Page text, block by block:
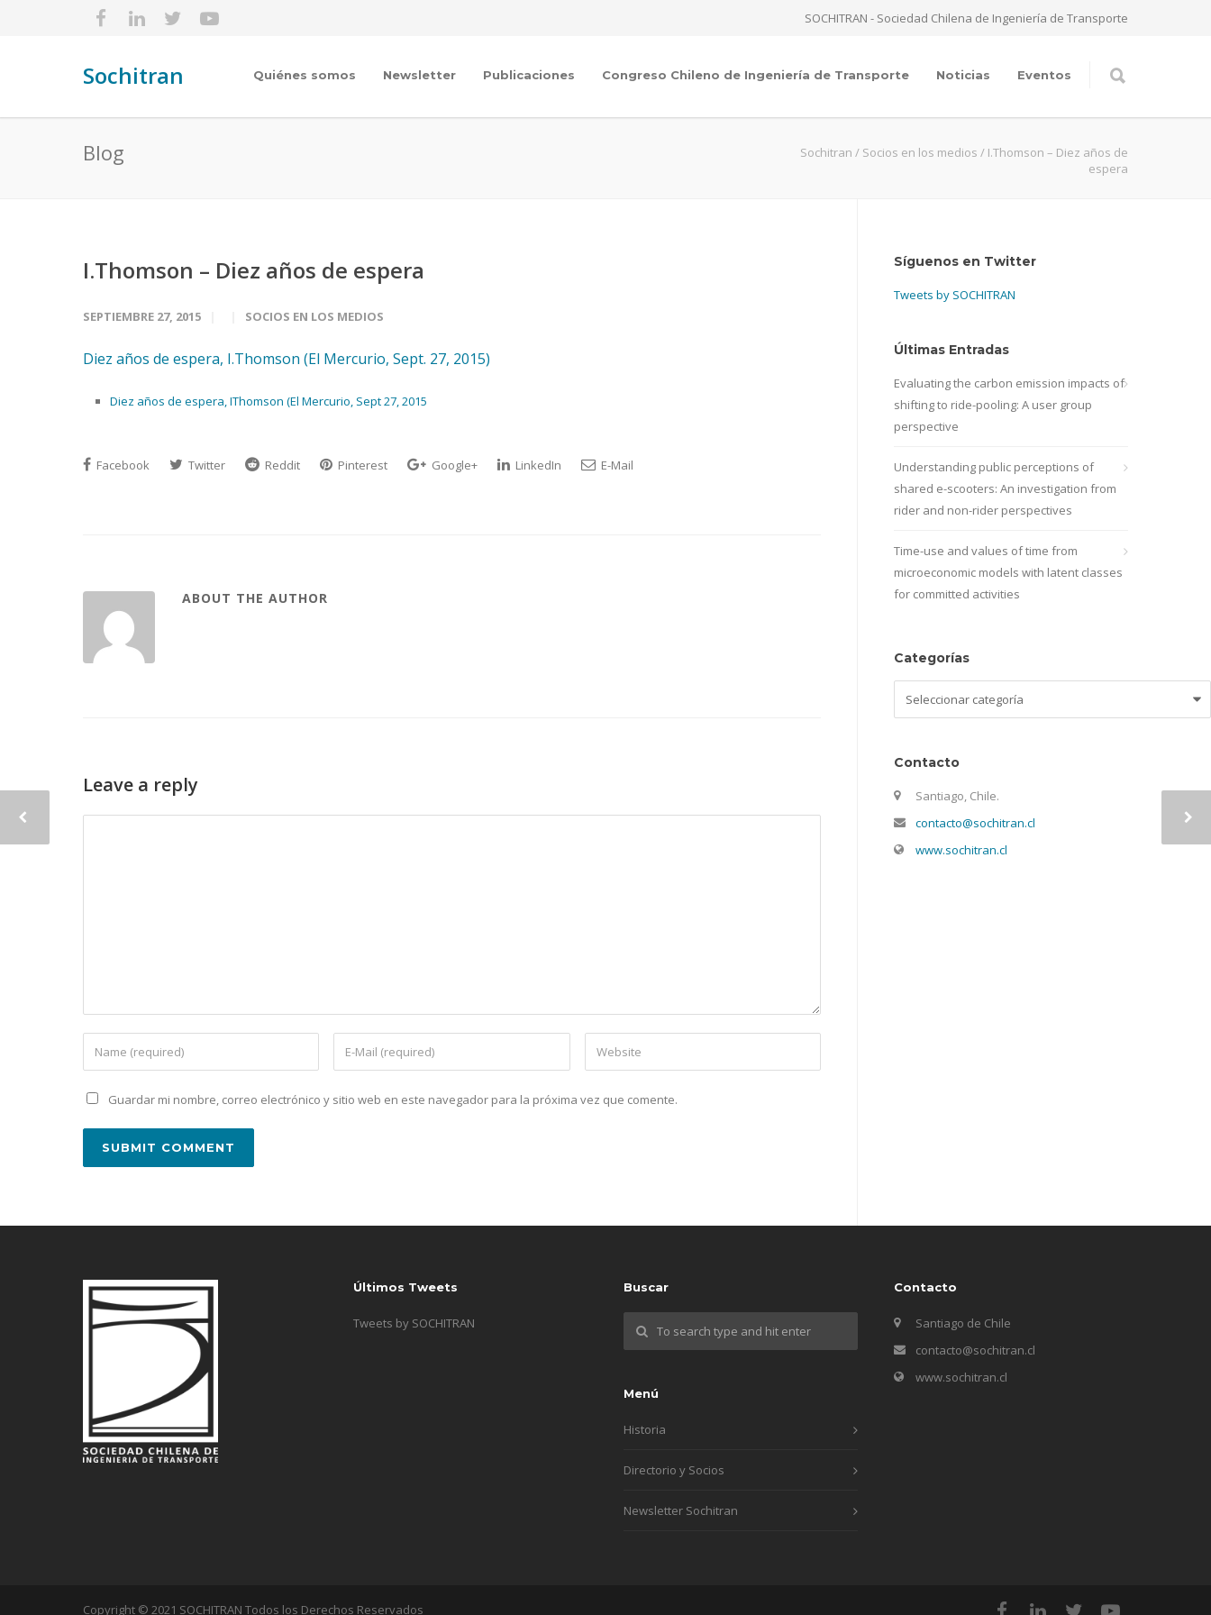
SOCHITRAN - Sociedad Chilena de Ingeniería de Transporte
Sochitran Quiénes somos Newsletter Publicaciones Congreso Chileno de Ingeniería de Transporte Noticias Eventos
Blog Sochitran / Socios en los medios / I.Thomson – Diez años de
espera
I.Thomson – Diez años de espera
SEPTIEMBRE 27, 2015 SOCIOS EN LOS MEDIOS
Diez años de espera, I.Thomson (El Mercurio, Sept. 27, 2015)
Diez años de espera, IThomson (El Mercurio, Sept 27, 2015
Facebook Twitter Reddit Pinterest Google+ LinkedIn E-Mail
ABOUT THE AUTHOR
Leave a reply
Guardar mi nombre, correo electrónico y sitio web en este navegador para la próxima vez que comente.
Síguenos en Twitter
Tweets by SOCHITRAN
Últimas Entradas
Evaluating the carbon emission impacts of
shifting to ride-pooling: A user group
perspective
Understanding public perceptions of
shared e-scooters: An investigation from
rider and non-rider perspectives
Time-use and values of time from
microeconomic models with latent classes
for committed activities
Categorías
Contacto
Santiago, Chile.
contacto@sochitran.cl
www.sochitran.cl
Últimos Tweets
Tweets by SOCHITRAN
Buscar
Menú
Historia
Directorio y Socios
Newsletter Sochitran
Contacto
Santiago de Chile
contacto@sochitran.cl
www.sochitran.cl
Copyright © 2021 SOCHITRAN Todos los Derechos Reservados